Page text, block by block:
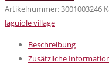
Village
L'Antarctica
Taschenmesser
Buchenholzgriff
Artikelnummer:3001003246
laguiole village
Beschreibung
Zusätzliche